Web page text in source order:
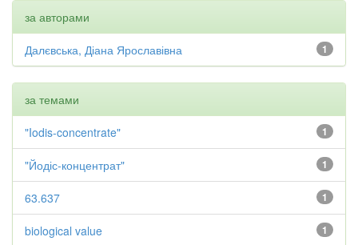
за авторами
1
Далєвська, Діана Ярославівна
за темами
1
"Iodis-concentrate"
1
"Йодіс-концентрат"
1
63.637
1
biological value